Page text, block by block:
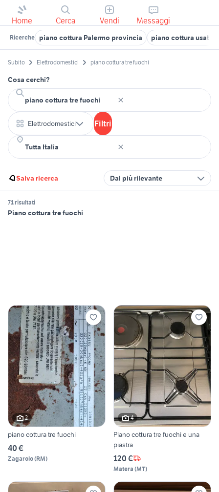
Home Cerca Vendi Messaggi
Ricerche piano cottura Palermo provincia piano cottura usato
Subito Elettrodomestici piano cottura tre fuochi
Cosa cerchi?
Elettrodomestici Filtri
Salva ricerca Dal più rilevante
71 risultati
Piano cottura tre fuochi
2
piano cottura tre fuochi
40 €
Zagarolo(RM)
4
Piano cottura tre fuochi e una
piastra
120 €
Matera (MT)